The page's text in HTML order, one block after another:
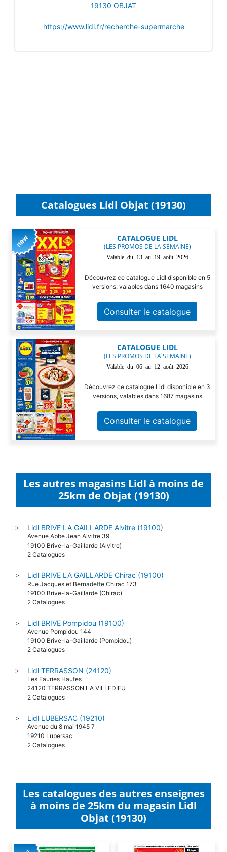
19130 OBJAT
https://www.lidl.fr/recherche-supermarche
Catalogues Lidl Objat (19130)
CATALOGUE LIDL
(LES PROMOS DE LA SEMAINE)
Valable du 13 au 19 août 2026
Découvrez ce catalogue Lidl disponible en 5
versions, valables dans 1640 magasins
Consulter le catalogue
CATALOGUE LIDL
(LES PROMOS DE LA SEMAINE)
Valable du 06 au 12 août 2026
Découvrez ce catalogue Lidl disponible en 3
versions, valables dans 1687 magasins
Consulter le catalogue
Les autres magasins Lidl à moins de
25km de Objat (19130)
> Lidl BRIVE LA GAILLARDE Alvitre (19100)
Avenue Abbe Jean Alvitre 39
19100 Brive-la-Gaillarde (Alvitre)
2 Catalogues
> Lidl BRIVE LA GAILLARDE Chirac (19100)
Rue Jacques et Bernadette Chirac 173
19100 Brive-la-Gaillarde (Chirac)
2 Catalogues
> Lidl BRIVE Pompidou (19100)
Avenue Pompidou 144
19100 Brive-la-Gaillarde (Pompidou)
2 Catalogues
> Lidl TERRASSON (24120)
Les Fauries Hautes
24120 TERRASSON LA VILLEDIEU
2 Catalogues
> Lidl LUBERSAC (19210)
Avenue du 8 mai 1945 7
19210 Lubersac
2 Catalogues
Les catalogues des autres enseignes
à moins de 25km du magasin Lidl
Objat (19130)